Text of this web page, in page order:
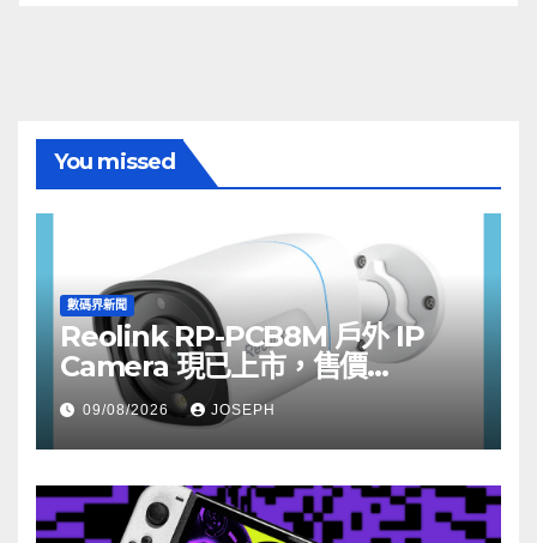
You missed
數碼界新聞
Reolink RP-PCB8M 戶外 IP
Camera 現已上市，售價
HK$722
09/08/2026 JOSEPH